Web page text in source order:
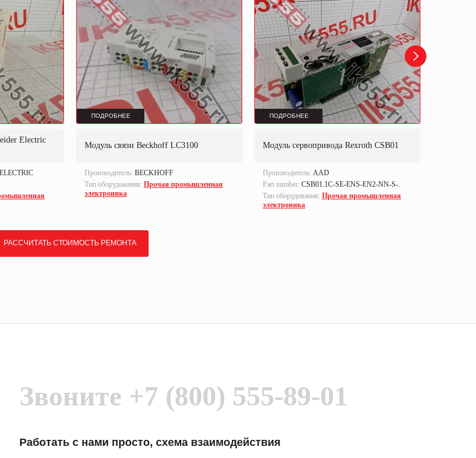
Electric
ПОДРОБНЕЕ
Модуль связи Beckhoff LC3100
Производитель: BECKHOFF
Тип оборудования: Прочая промышленная
электроника
ПОДРОБНЕЕ
Модуль сервопривода Rexroth CSB01
Производитель: AAD
Part number: CSB01.1C-SE-ENS-EN2-NN-S-.
Тип оборудования: Прочая промышленная
электроника
РАССЧИТАТЬ СТОИМОСТЬ РЕМОНТА
Звоните +7 (800) 555-89-01
Работать с нами просто, схема взаимодействия